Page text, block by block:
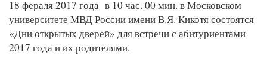
18 фераля 2017 года в 10 час. 00 мин. в Московском
университете МВД России имени В.Я. Кикотя состоятся
«Дни открытых дверей» для встречи с абитуриентами
2017 года и их родителями.